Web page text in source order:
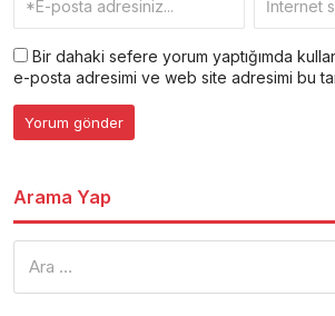
Bir dahaki sefere yorum yaptığımda
e-posta adresimi ve web site adresimi bu
Arama Yap